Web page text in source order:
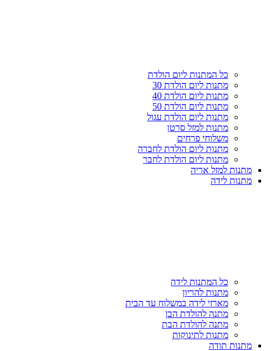
כל המתנות ליום הולדת
מתנות ליום הולדת 30
מתנות ליום הולדת 40
מתנות ליום הולדת 50
מתנות ליום הולדת עגול
מתנות למזל סרטן
משלוחי פרחים
מתנות ליום הולדת לחברה
מתנות ליום הולדת לחבר
מתנות למזל אריה
מתנות לידה
כל המתנות לידה
מתנות להריון
מארזי לידה במשלוח עד הבית
מתנה להולדת הבן
מתנה להולדת הבת
מתנות לתינוקות
מתנות תודה